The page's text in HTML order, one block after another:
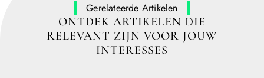
Gerelateerde Artikelen
ONTDEK ARTIKELEN DIE
RELEVANT ZIJN VOOR JOUW
INTERESSES